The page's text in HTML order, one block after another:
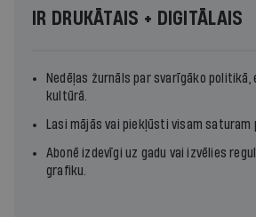
IR DRUKĀTAIS + DIGITĀLAIS
Nedēļas žurnāls par svarīgāko politikā,
kultūrā.
Lasi mājās vai piekļūsti visam saturam
Abonē izdevīgi uz gadu vai izvēlies
grafiku.